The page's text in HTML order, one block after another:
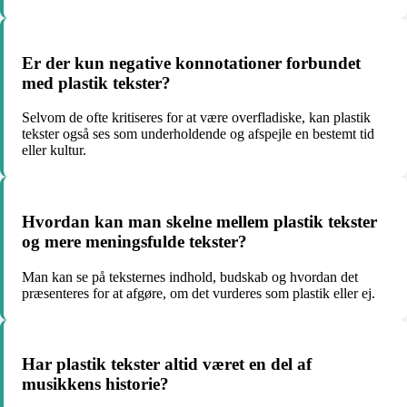
Er der kun negative konnotationer forbundet
med plastik tekster?
Selvom de ofte kritiseres for at være overfladiske, kan plastik
tekster også ses som underholdende og afspejle en bestemt tid
eller kultur.
Hvordan kan man skelne mellem plastik tekster
og mere meningsfulde tekster?
Man kan se på teksternes indhold, budskab og hvordan det
præsenteres for at afgøre, om det vurderes som plastik eller ej.
Har plastik tekster altid været en del af
musikkens historie?